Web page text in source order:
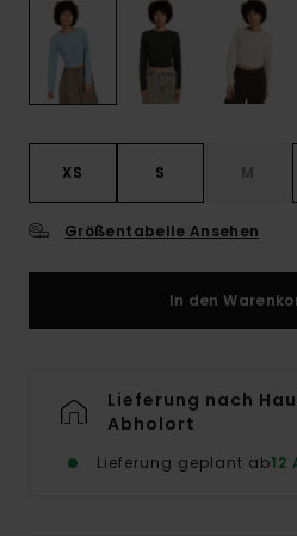
XS S M
Größentabelle Ansehen
In den
Lieferung nach
Abholort
Lieferung geplant ab12